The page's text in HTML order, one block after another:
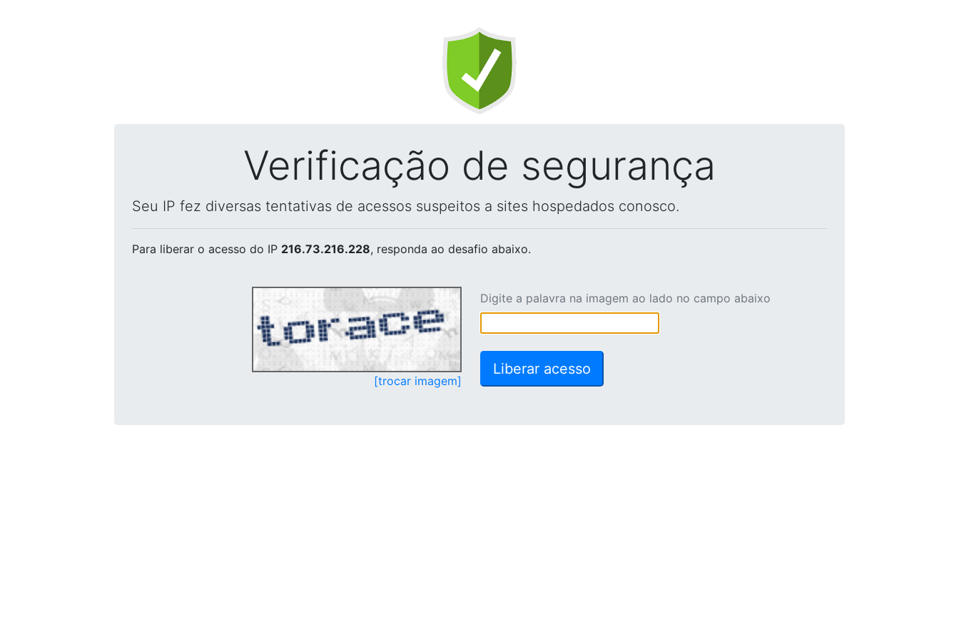
Verificação de segurança
Seu IP fez diversas tentativas de acessos suspeitos a sites hospedados conosco.
Para liberar o acesso do IP 216.73.216.228, responda ao desafio abaixo.
[trocar imagem]
Digite a palavra na imagem ao lado no campo abaixo